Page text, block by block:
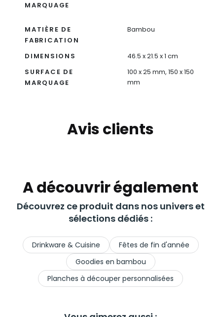
MARQUAGE
MATIÈRE DE
FABRICATION
Bambou
DIMENSIONS
46.5 x 21.5 x 1 cm
SURFACE DE
MARQUAGE
100 x 25 mm, 150 x 150
mm
Avis clients
A découvrir également
Découvrez ce produit dans nos univers et
sélections dédiés :
Drinkware & Cuisine
Fêtes de fin d'année
Goodies en bambou
Planches à découper personnalisées